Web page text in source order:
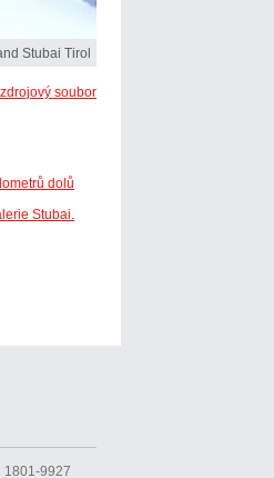
Stubai Tirol
soubor
dolů
Stubai.
1801-9927